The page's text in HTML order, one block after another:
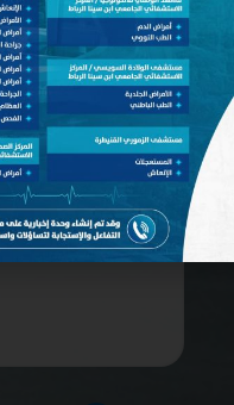
de
16, 2025